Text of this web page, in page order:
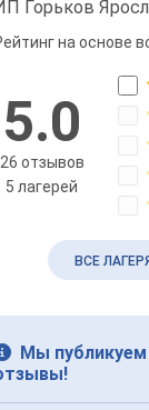
Горьков
на основе
5.0
26 отзывов
5 лагерей
ВСЕ
Мы